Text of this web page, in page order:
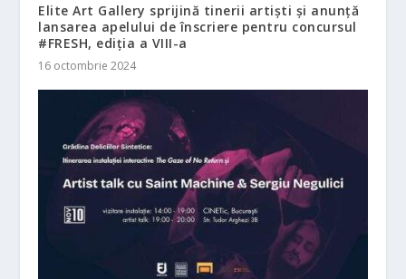
Elite Art Gallery sprijină tinerii artiști și anunță
lansarea apelului de înscriere pentru concursul
#FRESH, ediția a VIII-a
16 octombrie 2024